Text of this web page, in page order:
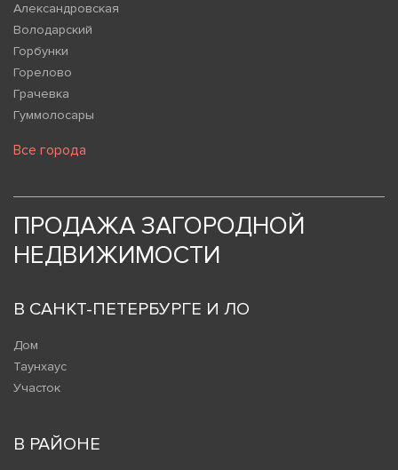
Александровская
Володарский
Горбунки
Горелово
Грачевка
Гуммолосары
Все города
ПРОДАЖА ЗАГОРОДНОЙ
НЕДВИЖИМОСТИ
В САНКТ-ПЕТЕРБУРГЕ И ЛО
Дом
Таунхаус
Участок
В РАЙОНЕ